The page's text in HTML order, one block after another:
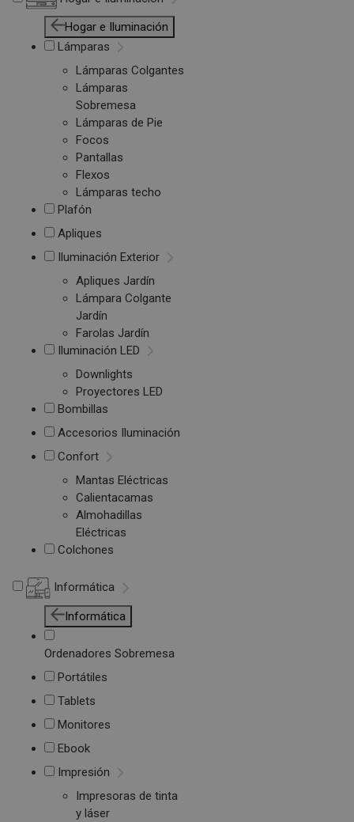
Hogar e Iluminación
Lámparas
Lámparas Colgantes
Lámparas
Sobremesa
Lámparas de Pie
Focos
Pantallas
Flexos
Lámparas techo
Plafón
Apliques
Iluminación Exterior
Apliques Jardín
Lámpara Colgante
Jardín
Farolas Jardín
Iluminación LED
Downlights
Proyectores LED
Bombillas
Accesorios Iluminación
Confort
Mantas Eléctricas
Calientacamas
Almohadillas
Eléctricas
Colchones
Informática
Informática
Ordenadores Sobremesa
Portátiles
Tablets
Monitores
Ebook
Impresión
Impresoras de tinta
y láser